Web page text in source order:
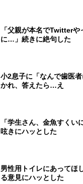
「父親が本名でTwitterや
に…」続きに絶句した
小2息子に「なんで歯医
かれ、答えたら…え
「学生さん、金魚すくい
呟きにハッとした
男性用トイレにあってほ
る意見にハッとした